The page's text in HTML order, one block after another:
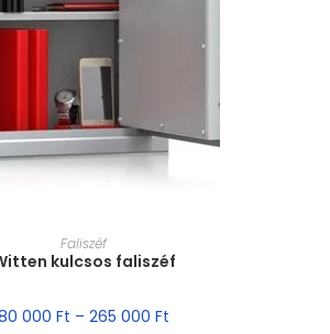
MÉRET VÁLASZTÁSA
Faliszéf
kulcsos faliszéf
000 Ft – 265 000 Ft